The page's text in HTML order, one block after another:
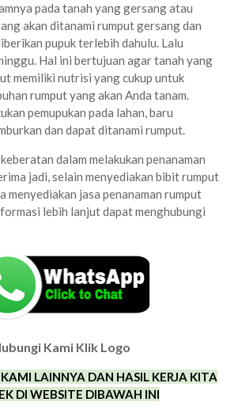
pada tanah yang gersang atau
akan ditanami rumput gersang dan
pupuk terlebih dahulu. Lalu
Hal ini bertujuan agar tanah yang
memiliki nutrisi yang cukup untuk
rumput yang akan Anda tanam.
pemupukan pada lahan, baru
dan dapat ditanami rumput.
dalam melakukan penanaman
jadi, selain menyediakan bibit rumput
menyediakan jasa penanaman rumput
lebih lanjut dapat menghubungi
Kami Klik Logo
LAINNYA DAN HASIL KERJA KITA
DI WEBSITE DIBAWAH INI